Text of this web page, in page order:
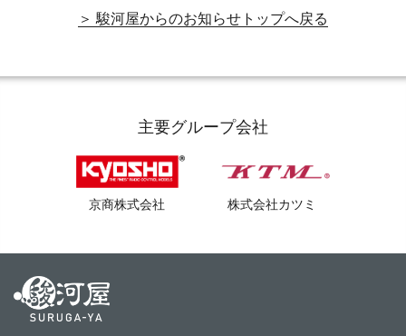
＞ 駿河屋からのお知らせトップへ戻る
主要グループ会社
京商株式会社 株式会社カツミ